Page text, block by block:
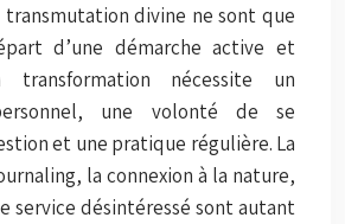
transmutation divine ne sont que
d’une démarche active et
transformation nécessite un
une volonté de se
et une pratique régulière. La
la connexion à la nature,
service désintéressé sont autant